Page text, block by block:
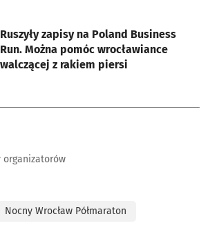
Ruszyły zapisy na Poland Business
Run. Można pomóc wrocławiance
walczącej z rakiem piersi
karcie
organizatorów
Nocny Wrocław Półmaraton